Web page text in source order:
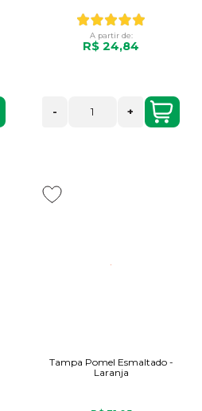
A partir de:
R$ 24,84
- +
Tampa Pomel Esmaltado -
Laranja